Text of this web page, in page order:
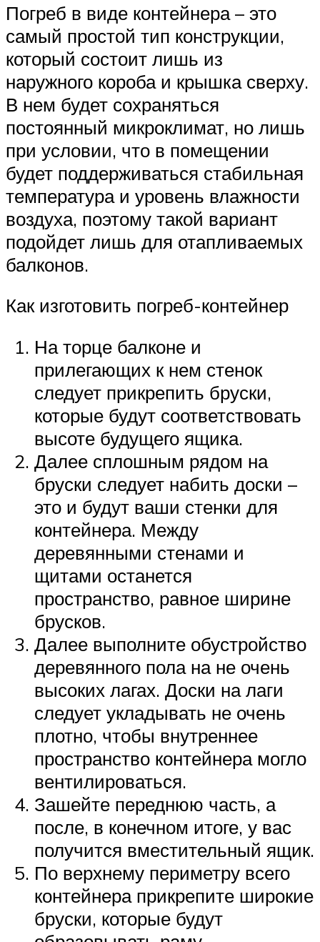
Погреб в виде контейнера – это
самый простой тип конструкции,
который состоит лишь из
наружного короба и крышка сверху.
В нем будет сохраняться
постоянный микроклимат, но лишь
при условии, что в помещении
будет поддерживаться стабильная
температура и уровень влажности
воздуха, поэтому такой вариант
подойдет лишь для отапливаемых
балконов.
Как изготовить погреб-контейнер
На торце балконе и
прилегающих к нем стенок
следует прикрепить бруски,
которые будут соответствовать
высоте будущего ящика.
Далее сплошным рядом на
бруски следует набить доски –
это и будут ваши стенки для
контейнера. Между
деревянными стенами и
щитами останется
пространство, равное ширине
брусков.
Далее выполните обустройство
деревянного пола на не очень
высоких лагах. Доски на лаги
следует укладывать не очень
плотно, чтобы внутреннее
пространство контейнера могло
вентилироваться.
Зашейте переднюю часть, а
после, в конечном итоге, у вас
получится вместительный ящик.
По верхнему периметру всего
контейнера прикрепите широкие
бруски, которые будут